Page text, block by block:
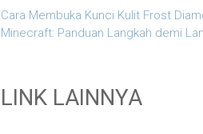
Cara Membuka Kunci Kulit Frost
Minecraft: Panduan Langkah demi
LINK LAINNYA